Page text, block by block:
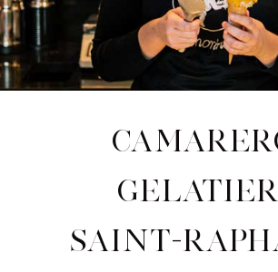
Saint-